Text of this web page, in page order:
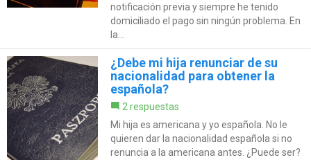
notificación previa y siempre he tenido
domiciliado el pago sin ningún problema. En
la...
¿Debe mi hija renunciar de su
nacionalidad para obtener la
española?
2 respuestas
Mi hija es americana y yo española. No le
quieren dar la nacionalidad española si no
renuncia a la americana antes. ¿Puede ser?